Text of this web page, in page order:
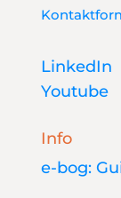
LinkedIn
Youtube
Info
e-bog: